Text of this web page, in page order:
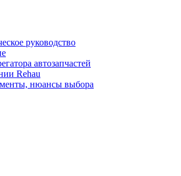
руководство
автозапчастей
Rehau
нюансы выбора